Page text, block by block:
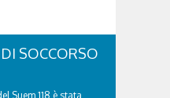
SOCCORSO
Suem 118 è stata